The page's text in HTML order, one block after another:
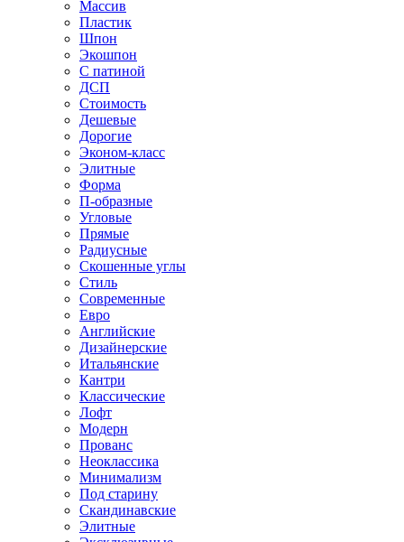
Массив
Пластик
Шпон
Экошпон
С патиной
ДСП
Стоимость
Дешевые
Дорогие
Эконом-класс
Элитные
Форма
П-образные
Угловые
Прямые
Радиусные
Скошенные углы
Стиль
Современные
Евро
Английские
Дизайнерские
Итальянские
Кантри
Классические
Лофт
Модерн
Прованс
Неоклассика
Минимализм
Под старину
Скандинавские
Элитные